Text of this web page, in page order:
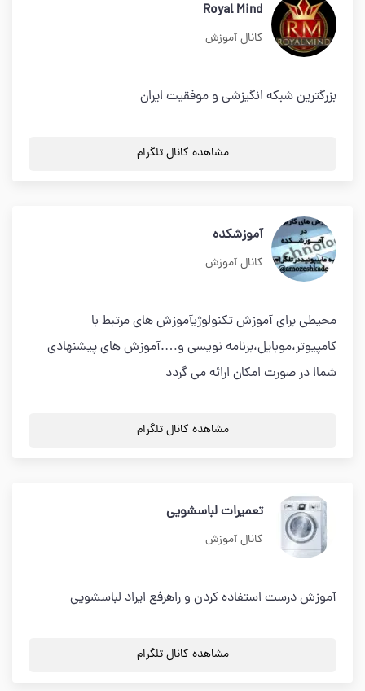
Royal Mind
کانال آموزش
بزرگترین شبکه انگیزشی و موفقیت ایران
مشاهده کانال تلگرام
آموزشکده
کانال آموزش
محیطی برای آموزش تکنولوژیآموزش های مرتبط با
کامپیوتر،موبایل،برنامه نویسی و….آموزش های پیشنهادی
شماا در صورت امکان ارائه می گردد
مشاهده کانال تلگرام
تعمیرات لباسشویی
کانال آموزش
آموزش درست استفاده کردن و راهرفع ایراد لباسشویی
مشاهده کانال تلگرام